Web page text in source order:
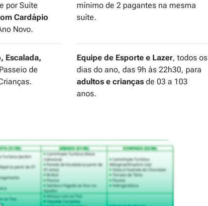
por Suíte
Cardápio
Novo.
mínimo de 2 pagantes na mesma
suíte.
Escalada,
de
Equipe de Esporte e Lazer, todos os
dias do ano, das 9h às 22h30, para
adultos e crianças de 03 a 103
anos.